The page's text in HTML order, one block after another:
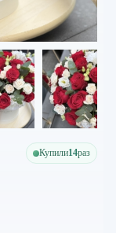
Купили14раз